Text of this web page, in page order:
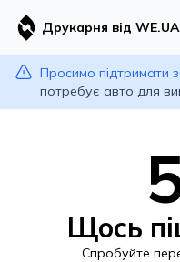
Друкарня від WE.UA
Просимо підтримати
потребує авто для
Щось
Спробуйте